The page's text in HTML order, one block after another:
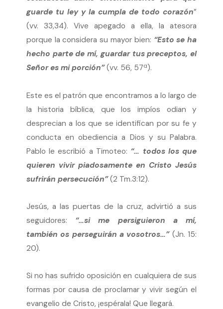
guarde tu ley y la cumpla de todo corazón”
(vv. 33,34). Vive apegado a ella, la atesora
porque la considera su mayor bien: “Esto se ha
hecho parte de mí, guardar tus preceptos, el
Señor es mi porción”(vv. 56, 57ª).
Este es el patrón que encontramos a lo largo de
la historia bíblica, que los impíos odian y
desprecian a los que se identifican por su fe y
conducta en obediencia a Dios y su Palabra.
Pablo le escribió a Timoteo: “… todos los que
quieren vivir piadosamente en Cristo Jesús
sufrirán persecución”(2 Tm.3:12).
Jesús, a las puertas de la cruz, advirtió a sus
seguidores: “…si me persiguieron a mí,
también os perseguirán a vosotros…”(Jn. 15:
20).
Si no has sufrido oposición en cualquiera de sus
formas por causa de proclamar y vivir según el
evangelio de Cristo, ¡espérala! Que llegará.